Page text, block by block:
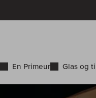
En Primeur Glas og